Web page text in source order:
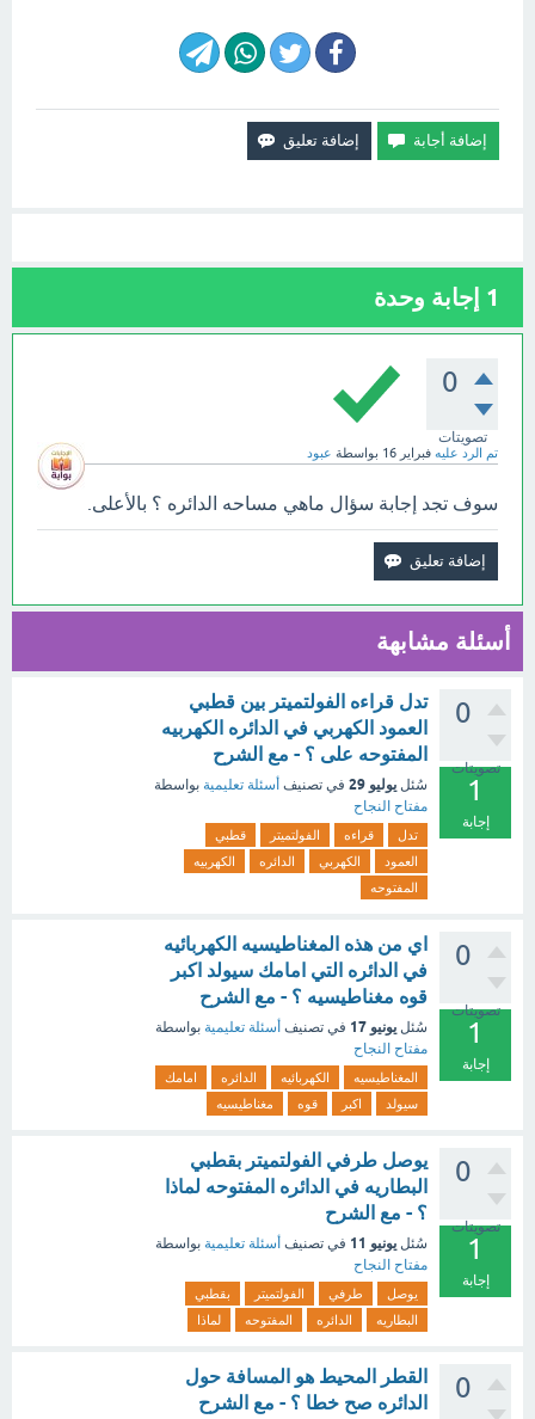
1 إجابة وحدة
0
تصويتات
تم الرد عليه فبراير 16 بواسطة عبود
سوف تجد إجابة سؤال ماهي مساحه الدائره ؟ بالأعلى.
أسئلة مشابهة
0
تصويتات
1
إجابة
تدل قراءه الفولتميتر بين قطبي
العمود الكهربي في الدائره الكهربيه
المفتوحه على ؟ - مع الشرح
سُئل يوليو 29 في تصنيف أسئلة تعليمية بواسطة
مفتاح النجاح
تدل قراءه الفولتميتر
قطبي
العمود
الكهربي الدائره
الكهربيه
المفتوحه
0
تصويتات
1
إجابة
اي من هذه المغناطيسيه الكهربائيه
في الدائره التي امامك سيولد اكبر
قوه مغناطيسيه ؟ - مع الشرح
سُئل يونيو 17 في تصنيف أسئلة تعليمية بواسطة
مفتاح النجاح
المغناطيسيه الكهربائيه الدائره
امامك
سيولد
اكبر قوه مغناطيسيه
0
تصويتات
1
إجابة
يوصل طرفي الفولتميتر بقطبي
البطاريه في الدائره المفتوحه لماذا
؟ - مع الشرح
سُئل يونيو 11 في تصنيف أسئلة تعليمية بواسطة
مفتاح النجاح
يوصل طرفي الفولتميتر
بقطبي
البطاريه
الدائره المفتوحه لماذا
0
القطر المحيط هو المسافة حول
الدائره صح خطا ؟ - مع الشرح